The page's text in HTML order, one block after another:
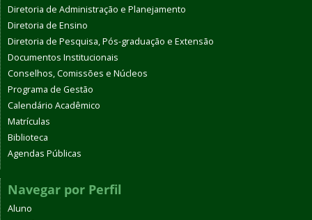
Diretoria de Administração e Planejamento
Diretoria de Ensino
Diretoria de Pesquisa, Pós-graduação e Extensão
Documentos Institucionais
Conselhos, Comissões e Núcleos
Programa de Gestão
Calendário Acadêmico
Matrículas
Biblioteca
Agendas Públicas
Navegar por Perfil
Aluno